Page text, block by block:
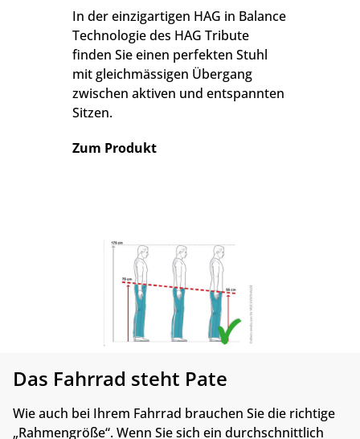
In der einzigartigen HAG in Balance
Technologie des HAG Tribute
finden Sie einen perfekten Stuhl
mit gleichmässigen Übergang
zwischen aktiven und entspannten
Sitzen.
Zum Produkt
Das Fahrrad steht Pate
Wie auch bei Ihrem Fahrrad brauchen Sie die richtige
„Rahmengröße“. Wenn Sie sich ein durchschnittlich